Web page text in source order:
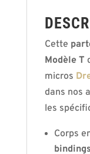
Cette
Modèle T
micros
dans nos
les
Corps